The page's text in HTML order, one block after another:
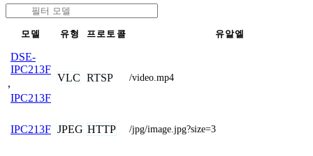
모델 유형 프로토콜 유알엘
DSE-
IPC213F
,
IPC213F
VLC RTSP /video.mp4
IPC213F JPEG HTTP /jpg/image.jpg?size=3